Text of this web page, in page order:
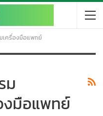
เครื่องมือแพทย์
ม
งมือแพทย์